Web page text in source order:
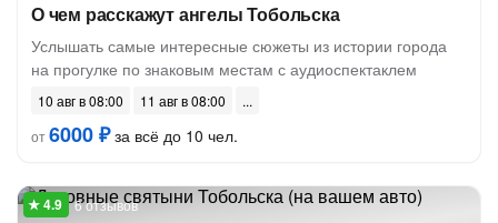
О чем расскажут ангелы Тобольска
Услышать самые интересные сюжеты из истории города
на прогулке по знаковым местам с аудиоспектаклем
10 авг в 08:00
11 авг в 08:00
от6000 ₽за всё до 10 чел.
6 отзывов